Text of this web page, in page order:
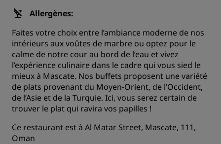
Allergènes:
Faites votre choix entre l’ambiance moderne de nos
intérieurs aux voûtes de marbre ou optez pour le
calme de notre cour au bord de l’eau et vivez
l’expérience culinaire dans le cadre qui vous sied le
mieux à Mascate. Nos buffets proposent une variété
de plats provenant du Moyen-Orient, de l’Occident,
de l’Asie et de la Turquie. Ici, vous serez certain de
trouver le plat qui ravira vos papilles !
Ce restaurant est à Al Matar Street, Mascate, 111,
Oman